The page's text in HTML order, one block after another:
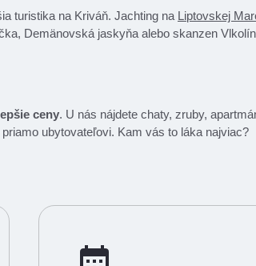
turistika na Kriváň. Jachting na Liptovskej
Demänovská jaskyňa alebo skanzen
ceny. U nás nájdete chaty, zruby,
ubytovateľovi. Kam vás to láka najviac?